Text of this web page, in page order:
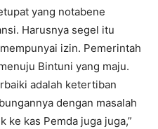
yang notabene
Harusnya segel itu
izin. Pemerintah
Bintuni yang maju.
adalah ketertiban
dengan masalah
ke kas Pemda juga juga,”